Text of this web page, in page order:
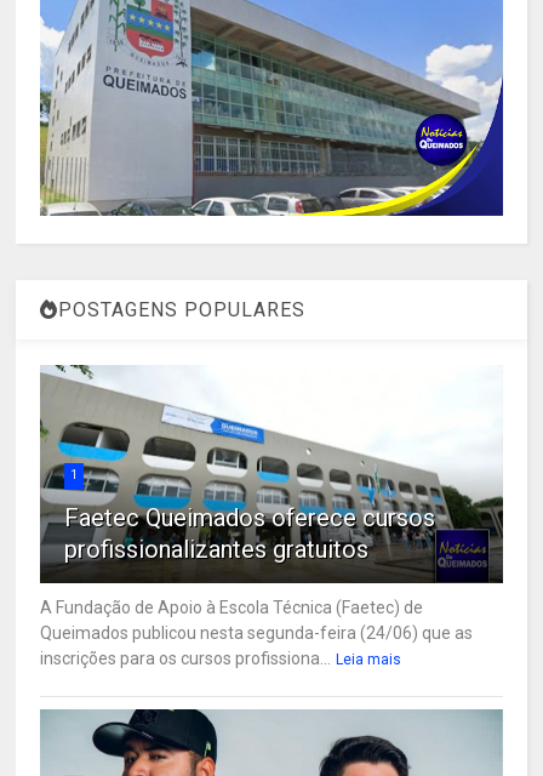
POSTAGENS POPULARES
1
Faetec Queimados oferece cursos
profissionalizantes gratuitos
A Fundação de Apoio à Escola Técnica (Faetec) de
Queimados publicou nesta segunda-feira (24/06) que as
inscrições para os cursos profissiona...
Leia mais